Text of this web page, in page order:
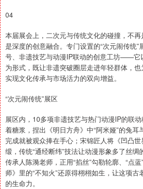
04
本届展会上，二次元与传统文化的碰撞，不
是深度的创意融合。专门设置的“次元闹传统”
号、非遗技艺与动漫IP联动的创意工坊——它
为形式，既让非遗突破圈层走进年轻群体，也
实现文化传承与市场活力的双向增益。
“次元闹传统”展区
展区内，10多项非遗技艺与热门动漫IP的联
着糖浆，捏出《明日方舟》中“阿米娅”的兔耳
完成就被观众捧在手心；宋锦匠人将《凹凸
缎，传统“通经断纬”技法让动漫形象多了丝绸
传承人陈漪老师，正用“掐丝”勾勒轮廓、“点
师》里的“不知火”还原得栩栩如生，让这项
的生命力。